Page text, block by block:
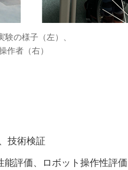
の様子（左）、
作者（右）
技術検証
評価、ロボット操作性評価